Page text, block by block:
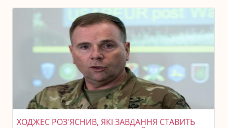
ХОДЖЕС РОЗ'ЯСНИВ, ЯКІ ЗАВДАННЯ СТАВИТЬ